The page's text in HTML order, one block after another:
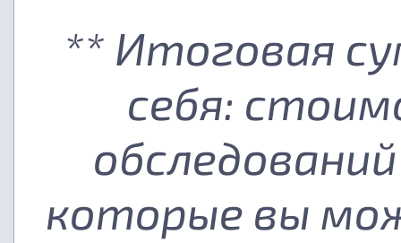
** Итоговая
себя:
которые вы